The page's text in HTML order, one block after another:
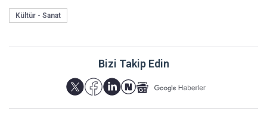
Kültür - Sanat
Bizi Takip Edin